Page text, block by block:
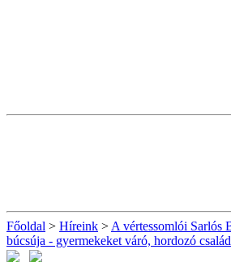
Főoldal > Híreink > A vértessomlói Sarlós
búcsúja - gyermekeket váró, hordozó